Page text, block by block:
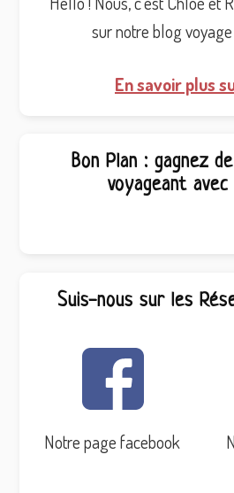
sur notre blog
En savoir plus
Bon Plan : gagnez
voyageant avec
Suis-nous sur les
Notre page facebook